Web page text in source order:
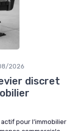
2026
discret
pour l’immobilier